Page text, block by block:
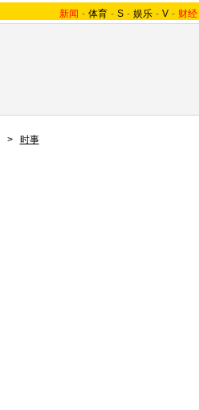
新闻 - 体育 - S - 娱乐 - V - 财经
> 时事